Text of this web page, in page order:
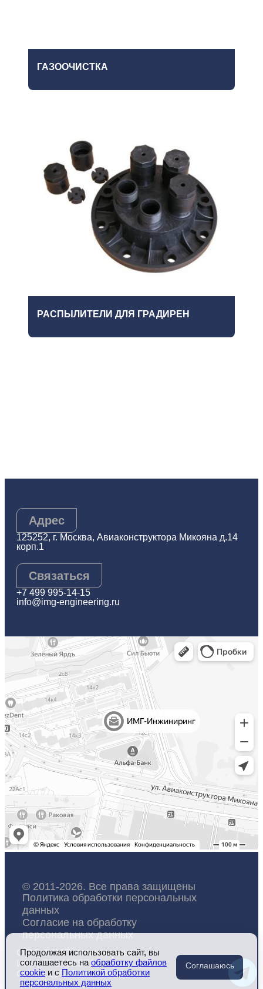
ГАЗООЧИСТКА
РАСПЫЛИТЕЛИ ДЛЯ ГРАДИРЕН
Адрес
125252, г. Москва, Авиаконструктора Микояна д.14
корп.1
Связаться
+7 499 995-14-15
info@img-engineering.ru
© 2011-2026. Все права защищены
Политика обработки персональных
данных
Согласие на обработку
персональных данных
ООО "ИМГ-Инжиниринг"
ИНН 7714325712
ОГРН 1157746017395
Продолжая использовать сайт, вы
соглашаетесь на обработку файлов
cookie и c Политикой обработки
персональных данных
Соглашаюсь